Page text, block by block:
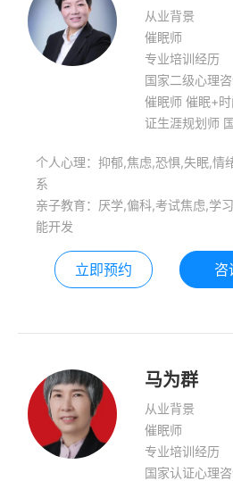
丰富的临床经
例。
从业背景
催眠师
专业培训经历
国家二级心理
催眠师 催眠+
证生涯规划师
虑、恐惧、强
障碍（偏科、
个人心理：抑郁,焦虑,恐惧,失眠,情
系
亲子教育：厌学,偏科,考试焦虑,学
能开发
立即预约 咨
马为群
从业背景
催眠师
专业培训经历
国家认证心理